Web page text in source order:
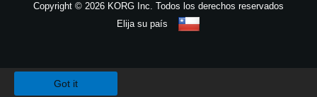
Copyright © 2026 KORG Inc. Todos los derechos reservados
Elija su país
Got it